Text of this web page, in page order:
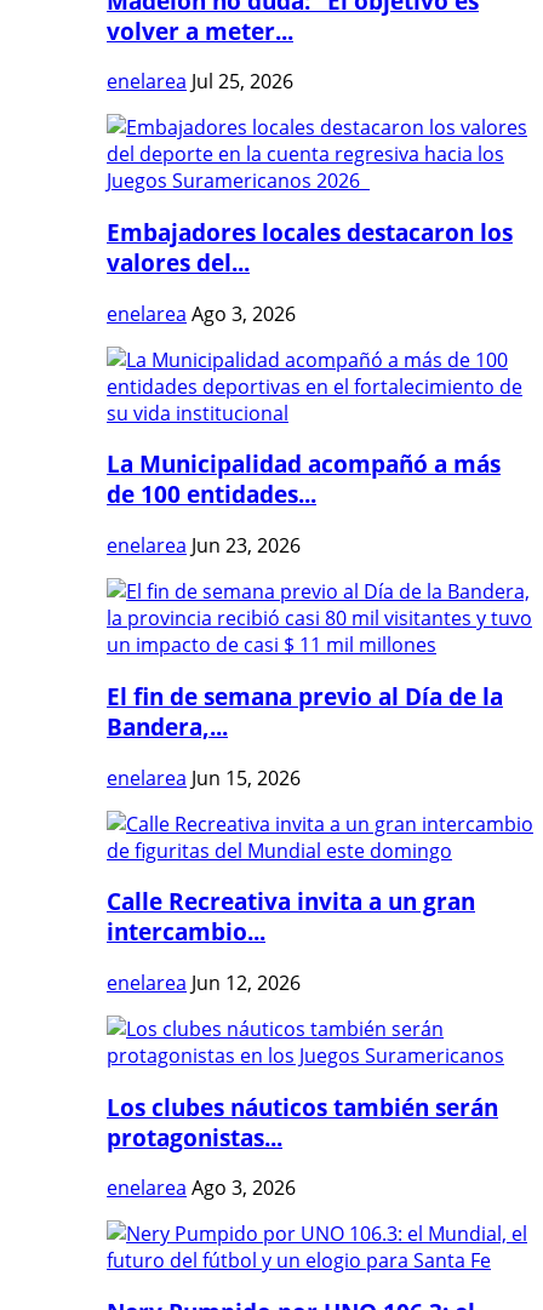
volver a meter...
enelarea Jul 25, 2026
Embajadores locales destacaron los
valores del...
enelarea Ago 3, 2026
La Municipalidad acompañó a más
de 100 entidades...
enelarea Jun 23, 2026
El fin de semana previo al Día de la
Bandera,...
enelarea Jun 15, 2026
Calle Recreativa invita a un gran
intercambio...
enelarea Jun 12, 2026
Los clubes náuticos también serán
protagonistas...
enelarea Ago 3, 2026